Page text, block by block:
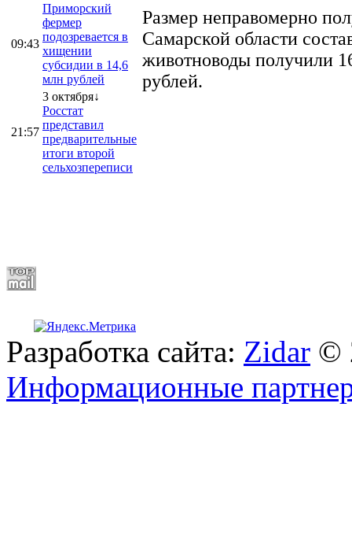
09:43
Приморский
фермер
подозревается в
хищении
субсидии в 14,6
млн рублей
21:57
3 октября↓
Росстат
представил
предварительные
итоги второй
сельхозпереписи
Размер неправомерно
Самарской области
животноводы получили
рублей.
Разработка сайта: Zidar ©
Информационные